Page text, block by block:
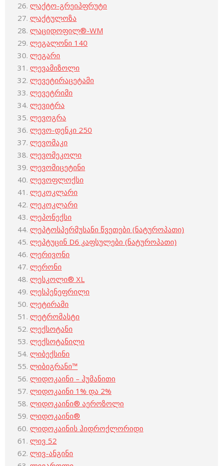
ლაქტო-გრეიპფრუტი
ლაქტულოზა
ლაციდოფილ®-WM
ლეგალონი 140
ლეგარი
ლევამიზოლი
ლევეტირაცეტამი
ლევეტრიმი
ლევიტრა
ლევოგრა
ლევო-დენკი 250
ლევომაკი
ლევომეკოლი
ლევომიცეტინი
ლევოფლოქსი
ლეკოკლარი
ლეკოკლარი
ლეპონექსი
ლეპტოსპერმუსანი წვეთები (ნატუროპათი)
ლეპტუცინ D6 კაფსულები (ნატუროპათი)
ლერივონი
ლერონი
ლესკოლი® XL
ლესპენეფრილი
ლეტირამი
ლეტრომასტი
ლექსოტანი
ლექსოტანილი
ლიბექსინი
ლიბიგრანი™
ლიდოკაინი – ჰუმანითი
ლიდოკაინი 1% და 2%
ლიდოკაინი® აეროზოლი
ლიდოკაინი®
ლიდოკაინის ჰიდროქლორიდი
ლივ 52
ლივ-ანგინი